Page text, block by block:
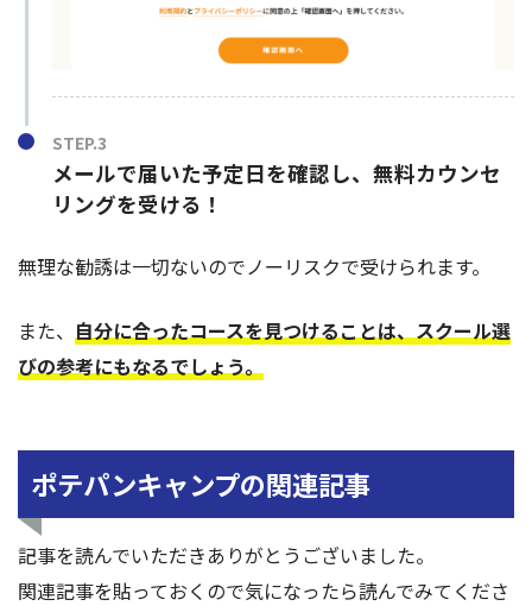
STEP.3
メールで届いた予定日を確認し、無料カウンセ
リングを受ける！
無理な勧誘は一切ないのでノーリスクで受けられます。
また、 自分に合ったコースを見つけることは、スクール選
びの参考にもなるでしょう。
ポテパンキャンプの関連記事
記事を読んでいただきありがとうございました。
関連記事を貼っておくので気になったら読んでみてくださ